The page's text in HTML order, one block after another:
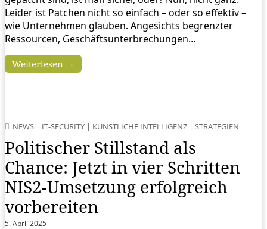
Leider ist Patchen nicht so einfach – oder so effektiv –
wie Unternehmen glauben. Angesichts begrenzter
Ressourcen, Geschäftsunterbrechungen…
Weiterlesen →
NEWS | IT-SECURITY | KÜNSTLICHE INTELLIGENZ | STRATEGIEN
Politischer Stillstand als
Chance: Jetzt in vier Schritten
NIS2-Umsetzung erfolgreich
vorbereiten
5. April 2025